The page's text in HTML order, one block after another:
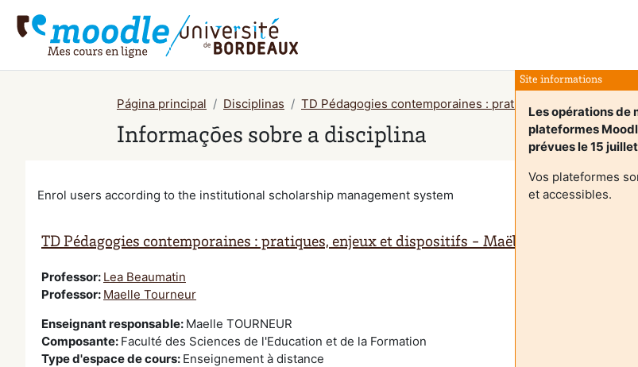
Site informations
Les opérations de
plateformes
prévues le 15
Vos plateformes
et accessibles.
Página principal Disciplinas TD Pédagogies contemporaines : pratiques, enjeux et
Informações sobre a disciplina
Enrol users according to the institutional scholarship management system
TD Pédagogies contemporaines : pratiques, enjeux et dispositifs - Maëlle Tourneur
Professor: Lea Beaumatin
Professor: Maelle Tourneur
Enseignant responsable: Maelle TOURNEUR
Composante: Faculté des Sciences de l'Education et de la Formation
Type d'espace de cours: Enseignement à distance